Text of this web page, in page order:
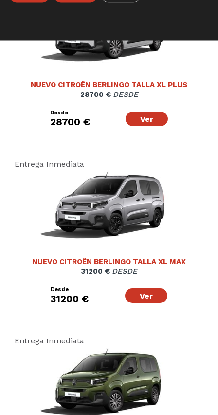
NUEVO CITROËN BERLINGO TALLA XL PLUS
28700 € DESDE
Desde
28700 € Ver
Entrega Inmediata
NUEVO CITROËN BERLINGO TALLA XL MAX
31200 € DESDE
Desde
31200 € Ver
Entrega Inmediata